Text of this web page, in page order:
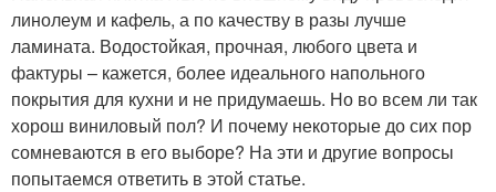
линолеум и кафель, а по качеству в разы лучше
ламината. Водостойкая, прочная, любого цвета и
фактуры – кажется, более идеального напольного
покрытия для кухни и не придумаешь. Но во всем ли так
хорош виниловый пол? И почему некоторые до сих пор
сомневаются в его выборе? На эти и другие вопросы
попытаемся ответить в этой статье.